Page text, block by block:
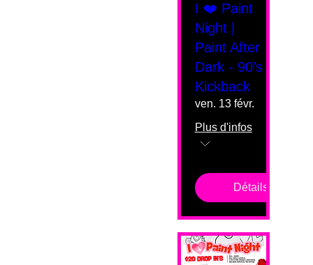
I ❤️ Paint
Night |
Paint After
Dark - 90's
Kickback
ven. 13 févr.
Plus d'infos
Détails